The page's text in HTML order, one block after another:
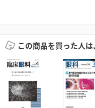
この商品を買った人は